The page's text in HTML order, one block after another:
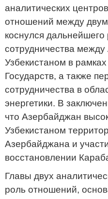
аналитических
отношений между
коснулся дальнейшего
сотрудничества
Узбекистаном в
Государств, а также
сотрудничества в
энергетики. В
что Азербайджан
Узбекистаном
Азербайджана и
восстановлении
Главы двух
роль отношений,